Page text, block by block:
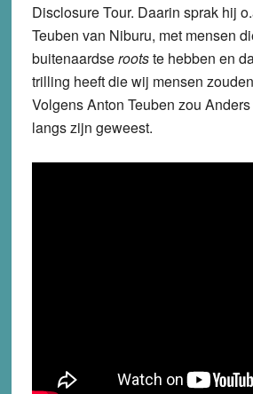
Disclosure Tour. Daarin sprak hij
Teuben van Niburu, met mensen
buitenaardserootste hebben en
trilling heeft die wij mensen
Volgens Anton Teuben zou
langs zijn geweest.